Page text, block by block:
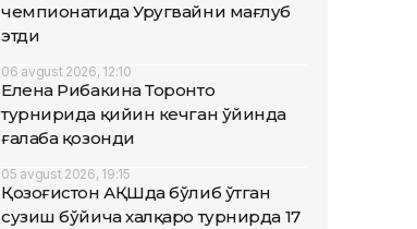
чемпионатида Уругвайни мағлуб
этди
06 avgust 2026, 12:10
Елена Рибакина Торонто
турнирида қийин кечган ўйинда
ғалаба қозонди
05 avgust 2026, 19:15
Қозоғистон АҚШда бўлиб ўтган
сузиш бўйича халқаро турнирда 17